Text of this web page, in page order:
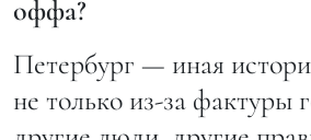
оффа?
Петербург — иная
не только из-за фактуры